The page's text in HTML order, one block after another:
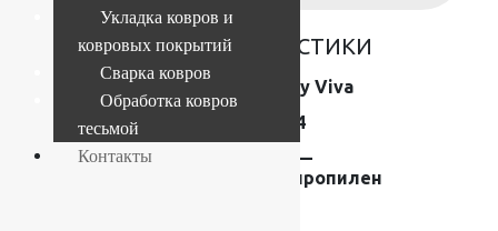
ОСНОВНЫЕ ХАРАКТЕРИСТИКИ
Коллекция
Shaggy Viva
Размер (м)
0.7×1.4
Состав
Frise —
полипропилен
Укладка ковров и
ковровых покрытий
Сварка ковров
Обработка ковров
тесьмой
Контакты